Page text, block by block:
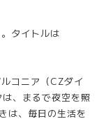
タイトルは
コニア（CZダイ
、まるで夜空を照
は、毎日の生活を